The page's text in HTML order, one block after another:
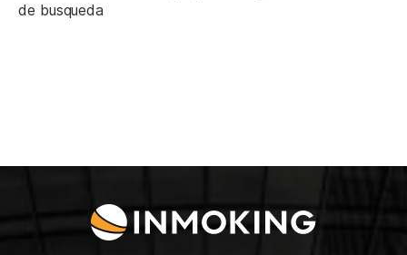
de busqueda